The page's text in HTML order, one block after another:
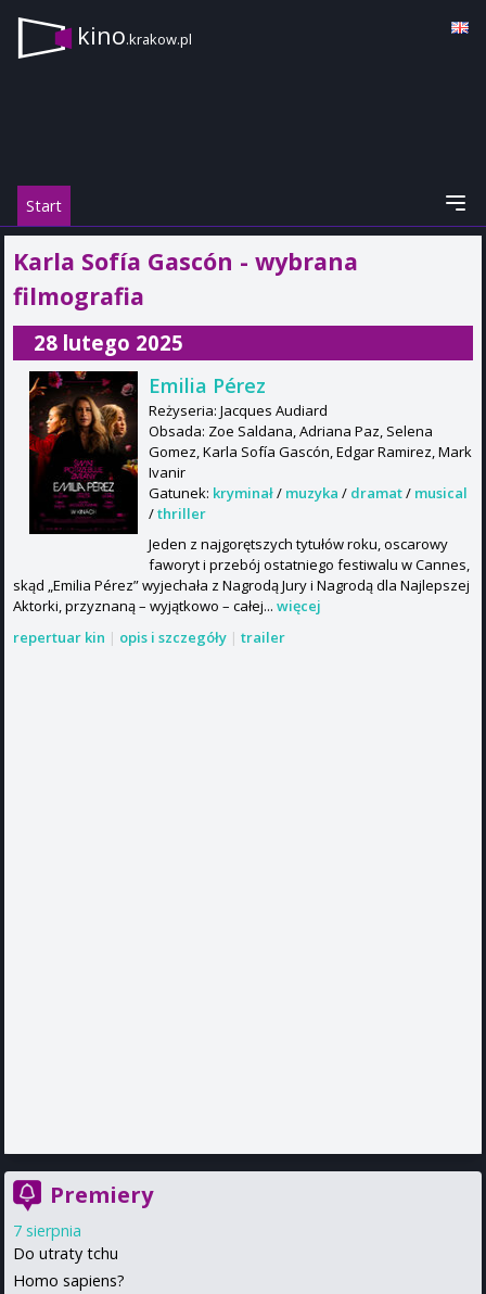
kino.krakow.pl
Start
Karla Sofía Gascón - wybrana
filmografia
28 lutego 2025
Emilia Pérez
Reżyseria: Jacques Audiard
Obsada: Zoe Saldana, Adriana Paz, Selena
Gomez, Karla Sofía Gascón, Edgar Ramirez, Mark
Ivanir
Gatunek: kryminał/ muzyka / dramat/ musical
/thriller
Jeden z najgorętszych tytułów roku, oscarowy
faworyt i przebój ostatniego festiwalu w Cannes,
skąd „Emilia Pérez” wyjechała z Nagrodą Jury i Nagrodą dla Najlepszej
Aktorki, przyznaną – wyjątkowo – całej... więcej
repertuar kin | opis i szczegóły | trailer
Premiery
7 sierpnia
Do utraty tchu
Homo sapiens?